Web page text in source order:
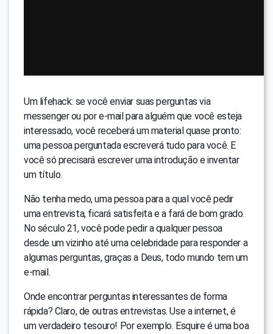
Um lifehack: se você enviar suas perguntas via
messenger ou por e-mail para alguém que você esteja
interessado, você receberá um material quase pronto:
uma pessoa perguntada escreverá tudo para você. E
você só precisará escrever uma introdução e inventar
um título.
Não tenha medo, uma pessoa para a qual você pedir
uma entrevista, ficará satisfeita e a fará de bom grado.
No século 21, você pode pedir a qualquer pessoa
desde um vizinho até uma celebridade para responder a
algumas perguntas, graças a Deus, todo mundo tem um
e-mail.
Onde encontrar perguntas interessantes de forma
rápida? Claro, de outras entrevistas. Use a internet, é
um verdadeiro tesouro! Por exemplo. Esquire é uma boa